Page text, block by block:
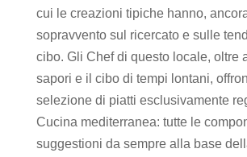
cui le creazioni tipiche hanno,
sopravvento sul ricercato e sulle
cibo. Gli Chef di questo locale, oltre
sapori e il cibo di tempi lontani,
selezione di piatti esclusivamente
Cucina mediterranea: tutte le
suggestioni da sempre alla base